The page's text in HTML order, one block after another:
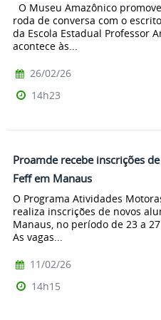
O Museu Amazônico
roda de conversa com o
da Escola Estadual Professor
acontece às...
26/02/26
14h23
Proamde recebe inscrições
Feff em Manaus
O Programa Atividades
realiza inscrições de novos
Manaus, no período de 23 a
As vagas...
11/02/26
14h15